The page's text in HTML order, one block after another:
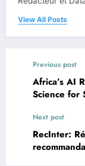
View All Posts
Previous post
Africa’s AI
Science for
Next post
RecInter: